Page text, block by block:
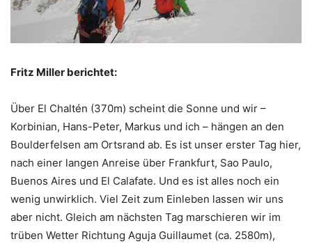
Fritz Miller berichtet:
Über El Chaltén (370m) scheint die Sonne und wir –
Korbinian, Hans-Peter, Markus und ich – hängen an den
Boulderfelsen am Ortsrand ab. Es ist unser erster Tag hier,
nach einer langen Anreise über Frankfurt, Sao Paulo,
Buenos Aires und El Calafate. Und es ist alles noch ein
wenig unwirklich. Viel Zeit zum Einleben lassen wir uns
aber nicht. Gleich am nächsten Tag marschieren wir im
trüben Wetter Richtung Aguja Guillaumet (ca. 2580m),